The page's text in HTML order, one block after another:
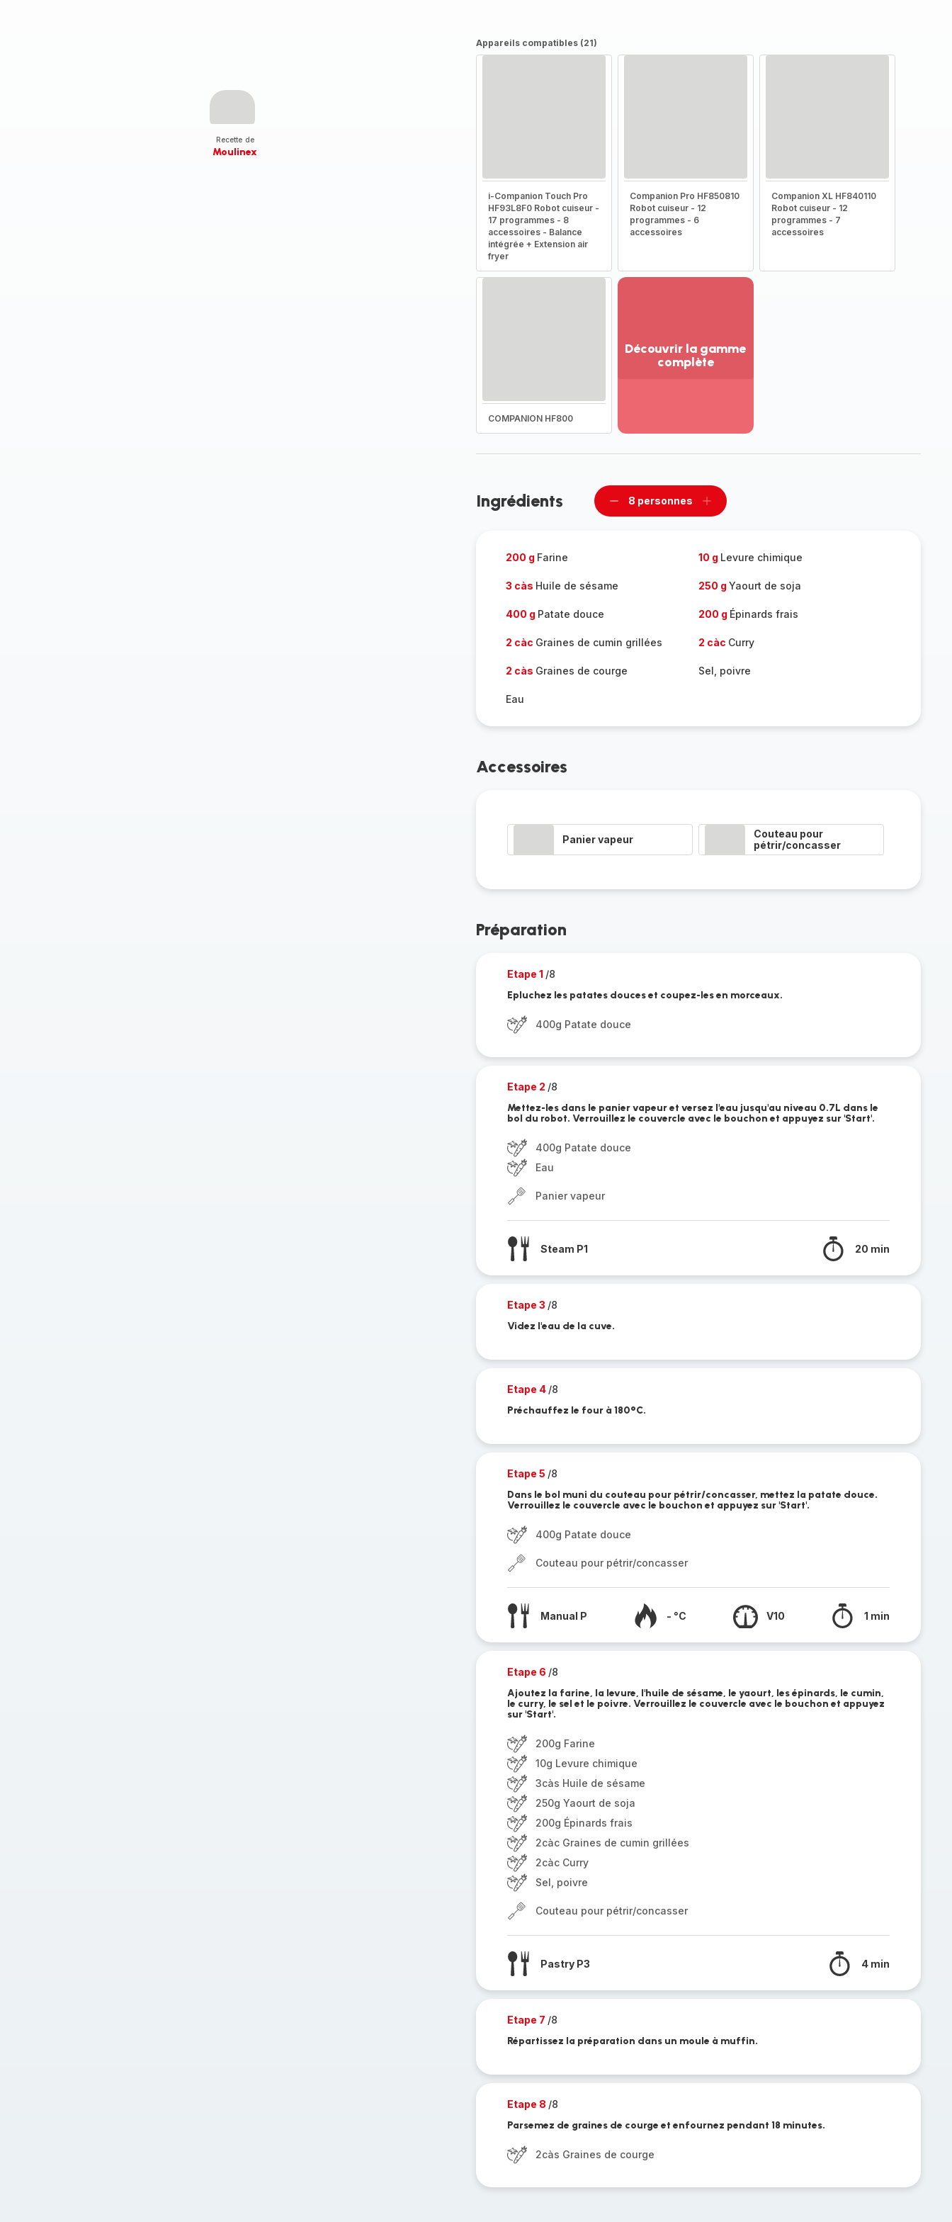
Recette de
Moulinex
Appareils compatibles (21)
i-Companion Touch Pro
HF93L8F0 Robot cuiseur -
17 programmes - 8
accessoires - Balance
intégrée + Extension air
fryer
Companion Pro HF850810
Robot cuiseur - 12
programmes - 6
accessoires
Companion XL HF840110
Robot cuiseur - 12
programmes - 7
accessoires
COMPANION HF800
Découvrir la gamme
complète
la
Ingrédients
Supprimer
8 personnes
Ajouter
200 g Farine 10 g Levure chimique
3 càs Huile de sésame 250 g Yaourt de soja
400 g Patate douce 200 g Épinards frais
2 càc Graines de cumin grillées 2 càc Curry
2 càs Graines de courge Sel, poivre
Eau
Accessoires
Panier vapeur
Couteau pour
pétrir/concasser
Préparation
Etape 1 /8
Epluchez les patates douces et coupez-les en morceaux.
400g Patate douce
Etape 2 /8
Mettez-les dans le panier vapeur et versez l'eau jusqu'au niveau 0.7L dans le
bol du robot. Verrouillez le couvercle avec le bouchon et appuyez sur 'Start'.
400g Patate douce
Eau
Panier vapeur
Steam P1 20 min
Etape 3 /8
Videz l'eau de la cuve.
Etape 4 /8
Préchauffez le four à 180°C.
Etape 5 /8
Dans le bol muni du couteau pour pétrir/concasser, mettez la patate douce.
Verrouillez le couvercle avec le bouchon et appuyez sur 'Start'.
400g Patate douce
Couteau pour pétrir/concasser
Manual P - °C V10 1 min
Etape 6 /8
Ajoutez la farine, la levure, l'huile de sésame, le yaourt, les épinards, le cumin,
le curry, le sel et le poivre. Verrouillez le couvercle avec le bouchon et appuyez
sur 'Start'.
200g Farine
10g Levure chimique
3càs Huile de sésame
250g Yaourt de soja
200g Épinards frais
2càc Graines de cumin grillées
2càc Curry
Sel, poivre
Couteau pour pétrir/concasser
Pastry P3 4 min
Etape 7 /8
Répartissez la préparation dans un moule à muffin.
Etape 8 /8
Parsemez de graines de courge et enfournez pendant 18 minutes.
2càs Graines de courge